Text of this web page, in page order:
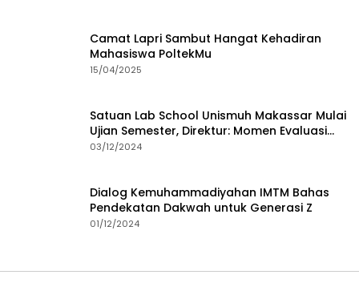
Camat Lapri Sambut Hangat Kehadiran
Mahasiswa PoltekMu
15/04/2025
Satuan Lab School Unismuh Makassar Mulai
Ujian Semester, Direktur: Momen Evaluasi
Proses Pembelajaran
03/12/2024
Dialog Kemuhammadiyahan IMTM Bahas
Pendekatan Dakwah untuk Generasi Z
01/12/2024